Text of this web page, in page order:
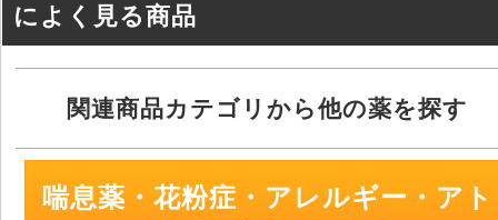
によく見る商品
関連商品カテゴリから他の薬を探す
喘息薬・花粉症・アレルギー・アト